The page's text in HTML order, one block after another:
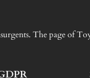
The page of